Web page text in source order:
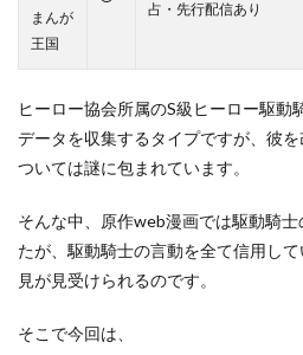
まんが
王国
占・先行配信あり
ヒーロー協会所属のS級ヒーロー駆動
データを収集するタイプですが、彼
ついては謎に包まれています。
そんな中、原作web漫画では駆動騎
たが、駆動騎士の言動を全て信用し
見が見受けられるのです。
そこで今回は、